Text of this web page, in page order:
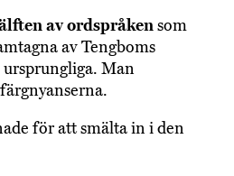
av ordspråkensom
av Tengboms
Man
för att smälta in i den